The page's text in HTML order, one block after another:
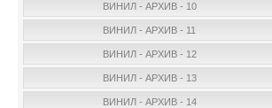
ВИНИЛ - АРХИВ - 10
ВИНИЛ - АРХИВ - 11
ВИНИЛ - АРХИВ - 12
ВИНИЛ - АРХИВ - 13
ВИНИЛ - АРХИВ - 14